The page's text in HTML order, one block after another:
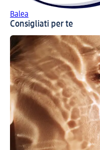
Balea
Consigliati per te